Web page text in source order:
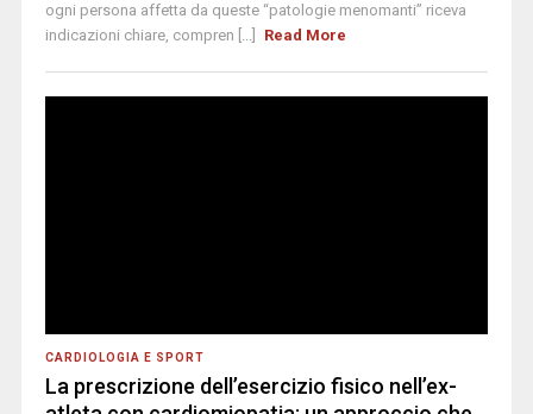
ogni persona affetta da queste “patologie menomanti” riceva
indicazioni chiare, compren [...]
Read More
CARDIOLOGIA E SPORT
La prescrizione dell’esercizio fisico nell’ex-